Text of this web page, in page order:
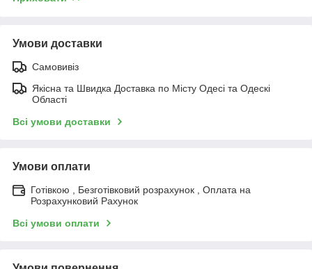
Умови доставки
Самовивіз
Якісна та Швидка Доставка по Місту Одесі та Одескі
Області
Всі умови доставки
Умови оплати
Готівкою , Безготівковий розрахунок , Оплата на
Розрахунковий Рахунок
Всі умови оплати